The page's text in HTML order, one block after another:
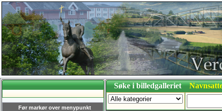
Før markør over menypunkt
Søke i billedgalleriet